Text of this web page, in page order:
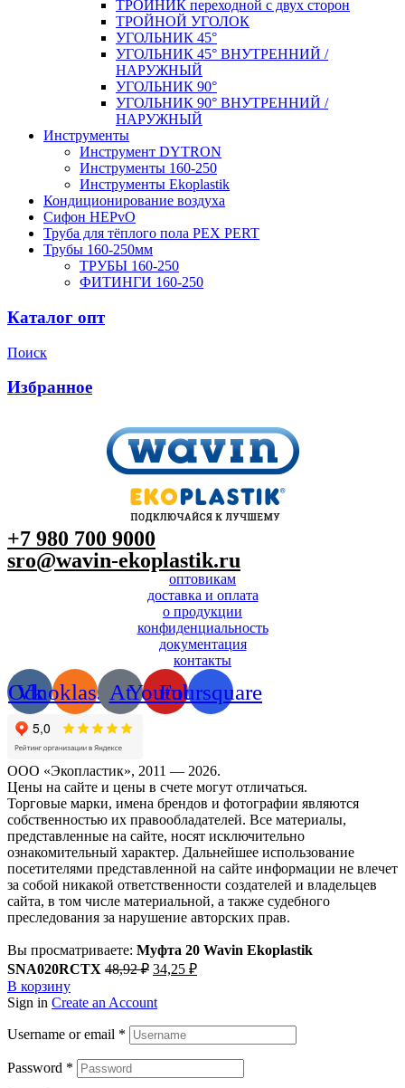
ТРОЙНИК переходной с двух сторон
ТРОЙНОЙ УГОЛОК
УГОЛЬНИК 45°
УГОЛЬНИК 45° ВНУТРЕННИЙ /
НАРУЖНЫЙ
УГОЛЬНИК 90°
УГОЛЬНИК 90° ВНУТРЕННИЙ /
НАРУЖНЫЙ
Инструменты
Инструмент DYTRON
Инструменты 160-250
Инструменты Ekoplastik
Кондиционирование воздуха
Сифон HEPvO
Труба для тёплого пола PEX PERT
Трубы 160-250мм
ТРУБЫ 160-250
ФИТИНГИ 160-250
Каталог опт
Поиск
Избранное
+7 980 700 9000
sro@wavin-ekoplastik.ru
оптовикам
доставка и оплата
о продукции
конфиденциальность
документация
контакты
Vk
Odnoklassniki
AtYoutube
Foursquare
ООО «Экопластик», 2011 — 2026.
Цены на сайте и цены в счете могут отличаться.
Торговые марки, имена брендов и фотографии являются
собственностью их правообладателей. Все материалы,
представленные на сайте, носят исключительно
ознакомительный характер. Дальнейшее использование
посетителями представленной на сайте информации не влечет
за собой никакой ответственности создателей и владельцев
сайта, в том числе материальной, а также судебного
преследования за нарушение авторских прав.
Вы просматриваете: Муфта 20 Wavin Ekoplastik
SNA020RCTX 48,92₽ Первоначальная
составляла
34,25 ₽Текущая
В корзину
Sign in Create an Account
Username or email *
Password *